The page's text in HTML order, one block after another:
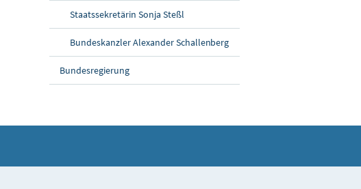
Staatssekretärin Sonja Steßl
Bundeskanzler Alexander Schallenberg
Bundesregierung